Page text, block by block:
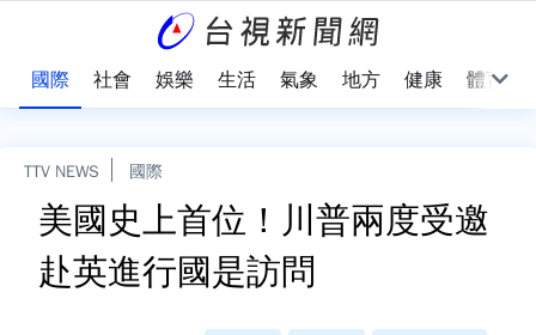
國際 社會 娛樂 生活 氣象 地方 健康 體育
TTV NEWS 國際
美國史上首位！川普兩度受邀
赴英進行國是訪問